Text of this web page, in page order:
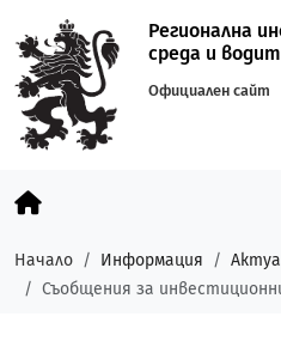
Регионална
среда и
Официален сайт
Начало Информация
Съобщения за